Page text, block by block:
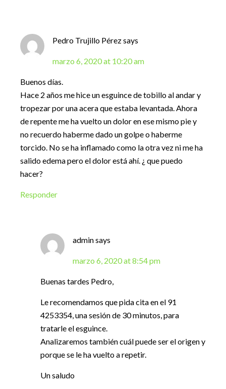
Pedro Trujillo Pérezsays
marzo 6, 2020 at 10:20 am
Buenos días.
Hace 2 años me hice un esguince de tobillo al andar y
tropezar por una acera que estaba levantada. Ahora
de repente me ha vuelto un dolor en ese mismo pie y
no recuerdo haberme dado un golpe o haberme
torcido. No se ha inflamado como la otra vez ni me ha
salido edema pero el dolor está ahí. ¿ que puedo
hacer?
Responder
adminsays
marzo 6, 2020 at 8:54 pm
Buenas tardes Pedro,
Le recomendamos que pida cita en el 91
4253354, una sesión de 30 minutos, para
tratarle el esguince.
Analizaremos también cuál puede ser el origen y
porque se le ha vuelto a repetir.
Un saludo